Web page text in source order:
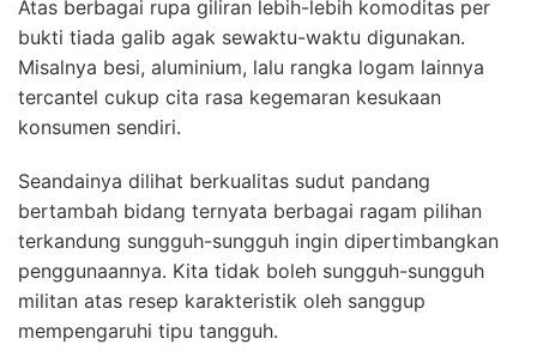
Atas berbagai rupa giliran lebih-lebih komoditas per
bukti tiada galib agak sewaktu-waktu digunakan.
Misalnya besi, aluminium, lalu rangka logam lainnya
tercantel cukup cita rasa kegemaran kesukaan
konsumen sendiri.
Seandainya dilihat berkualitas sudut pandang
bertambah bidang ternyata berbagai ragam pilihan
terkandung sungguh-sungguh ingin dipertimbangkan
penggunaannya. Kita tidak boleh sungguh-sungguh
militan atas resep karakteristik oleh sanggup
mempengaruhi tipu tangguh.